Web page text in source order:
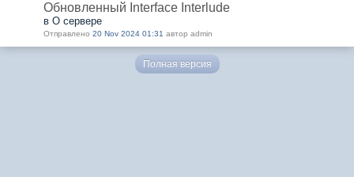
Обновленный Interface Interlude
в О сервере
Отправлено 20 Nov 2024 01:31 автор admin
Полная версия